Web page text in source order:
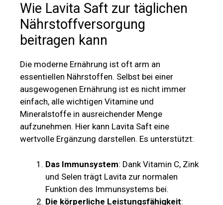
Wie Lavita Saft zur täglichen
Nährstoffversorgung
beitragen kann
Die moderne Ernährung ist oft arm an
essentiellen Nährstoffen. Selbst bei einer
ausgewogenen Ernährung ist es nicht immer
einfach, alle wichtigen Vitamine und
Mineralstoffe in ausreichender Menge
aufzunehmen. Hier kann Lavita Saft eine
wertvolle Ergänzung darstellen. Es unterstützt:
Das Immunsystem: Dank Vitamin C, Zink
und Selen trägt Lavita zur normalen
Funktion des Immunsystems bei.
Die körperliche Leistungsfähigkeit: